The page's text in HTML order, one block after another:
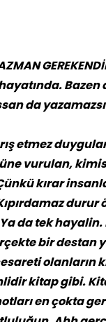
Bazen
da
etmez
vurulan,
kırar
da tek
bir destan
olanların
kitap gibi.
en çokta